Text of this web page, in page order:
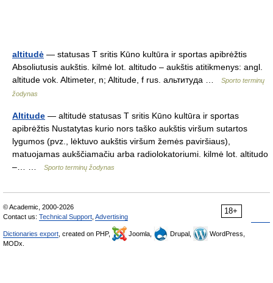
altitudė — statusas T sritis Kūno kultūra ir sportas apibrėžtis
Absoliutusis aukštis. kilmė lot. altitudo – aukštis atitikmenys: angl.
altitude vok. Altimeter, n; Altitude, f rus. альтитуда …
Sporto terminų
žodynas
Altitude — altitudė statusas T sritis Kūno kultūra ir sportas
apibrėžtis Nustatytas kurio nors taško aukštis viršum sutartos
lygumos (pvz., lėktuvo aukštis viršum žemės paviršiaus),
matuojamas aukščiamačiu arba radiolokatoriumi. kilmė lot. altitudo
–… …
Sporto terminų žodynas
18+
© Academic, 2000-2026
Contact us: Technical Support Advertising
Dictionaries export , created on PHP, Joomla, Drupal,
WordPress,
MODx.